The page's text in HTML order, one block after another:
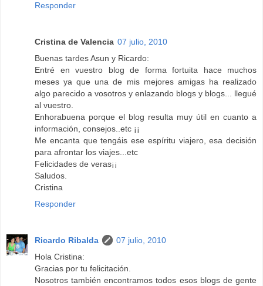
Responder
Cristina de Valencia 07 julio, 2010
Buenas tardes Asun y Ricardo:
Entré en vuestro blog de forma fortuita hace muchos
meses ya que una de mis mejores amigas ha realizado
algo parecido a vosotros y enlazando blogs y blogs... llegué
al vuestro.
Enhorabuena porque el blog resulta muy útil en cuanto a
información, consejos..etc ¡¡
Me encanta que tengáis ese espíritu viajero, esa decisión
para afrontar los viajes...etc
Felicidades de veras¡¡
Saludos.
Cristina
Responder
Ricardo Ribalda
07 julio, 2010
Hola Cristina:
Gracias por tu felicitación.
Nosotros también encontramos todos esos blogs de gente